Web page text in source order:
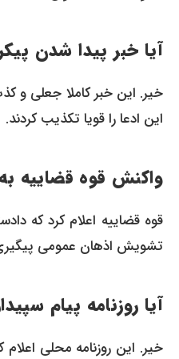
آیا خبر پیدا شدن
خیر. این خبر کاملا جعلی و
این ادعا را قویا تکذیب کردند.
واکنش قوه قضاییه
قوه قضاییه اعلام کرد که
تشویش اذهان عمومی
آیا روزنامه پیام
خیر. این روزنامه محلی